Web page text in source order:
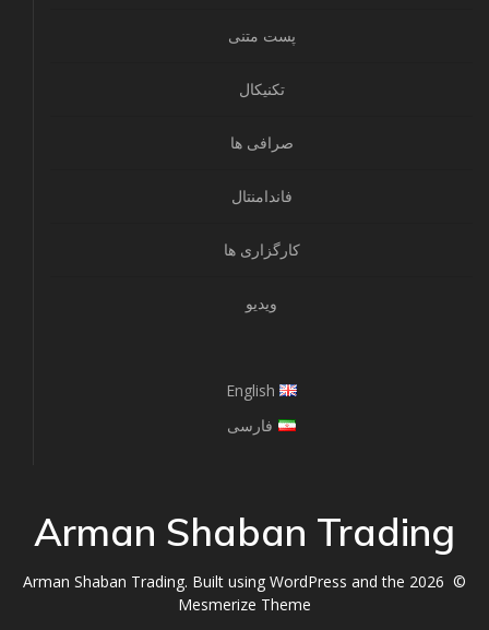
پست متنی
تکنیکال
صرافی ها
فاندامنتال
کارگزاری ها
ویدیو
English
فارسی
Arman Shaban Trading
© 2026 Arman Shaban Trading. Built using WordPress and the
Mesmerize Theme